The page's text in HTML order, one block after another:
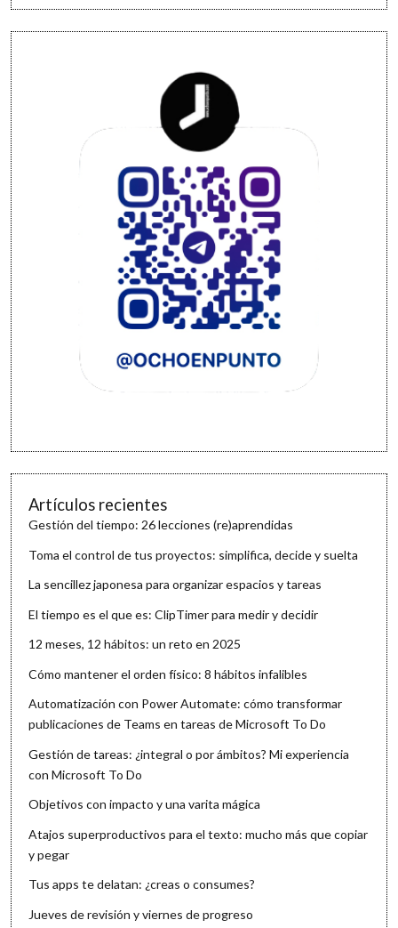
Artículos recientes
Gestión del tiempo: 26 lecciones (re)aprendidas
Toma el control de tus proyectos: simplifica, decide y suelta
La sencillez japonesa para organizar espacios y tareas
El tiempo es el que es: ClipTimer para medir y decidir
12 meses, 12 hábitos: un reto en 2025
Cómo mantener el orden físico: 8 hábitos infalibles
Automatización con Power Automate: cómo transformar
publicaciones de Teams en tareas de Microsoft To Do
Gestión de tareas: ¿integral o por ámbitos? Mi experiencia
con Microsoft To Do
Objetivos con impacto y una varita mágica
Atajos superproductivos para el texto: mucho más que copiar
y pegar
Tus apps te delatan: ¿creas o consumes?
Jueves de revisión y viernes de progreso